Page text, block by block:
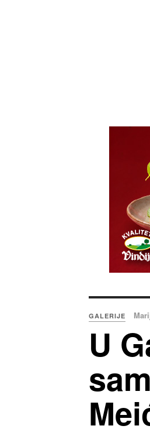
GALERIJE
U